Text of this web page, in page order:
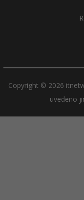
Copyright © 2026
uvedeno